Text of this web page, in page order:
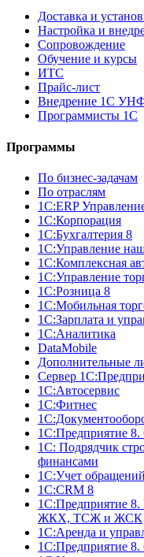
Доставка и
Настройка и
Сопровождение
Обучение и курсы
ИТС
Прайс-лист
Внедрение 1С
Программисты 1С
Программы
По бизнес-задачам
По отраслям
1C:ERP
1С:Корпорация
1С:Бухгалтерия 8
1С:Управление
1С:Комплексная
1С:Управление
1С:Розница 8
1С:Мобильная
1С:Зарплата и
1С:Аналитика
DataMobile
Дополнительные
Сервер
1С:Автосервис
1С:Фитнес
1С:Предприятие
1С: Подрядчик
финансами
1С:Учет обращений
1C:CRM 8
1С:Предприятие
ЖКХ, ТСЖ и ЖСК
1С:Аренда и
1С:Предприятие 8.